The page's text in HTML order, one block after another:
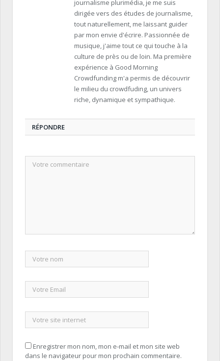
journalisme plurimédia, je me suis
dirigée vers des études de journalisme,
tout naturellement, me laissant guider
par mon envie d'écrire. Passionnée de
musique, j'aime tout ce qui touche à la
culture de près ou de loin. Ma première
expérience à Good Morning
Crowdfunding m'a permis de découvrir
le milieu du crowdfuding, un univers
riche, dynamique et sympathique.
RÉPONDRE
Enregistrer mon nom, mon e-mail et mon site web
dans le navigateur pour mon prochain commentaire.